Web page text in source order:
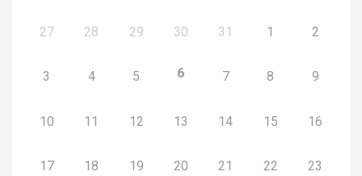
27 28 29 30 31 1 2
3 4 5 6 7 8 9
10 11 12 13 14 15 16
17 18 19 20 21 22 23